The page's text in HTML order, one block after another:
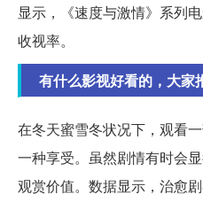
显示，《速度与激情》系列
收视率。
有什么影视好看的，大家
在冬天蜜雪冬状况下，观看
一种享受。虽然剧情有时会
观赏价值。数据显示，治愈